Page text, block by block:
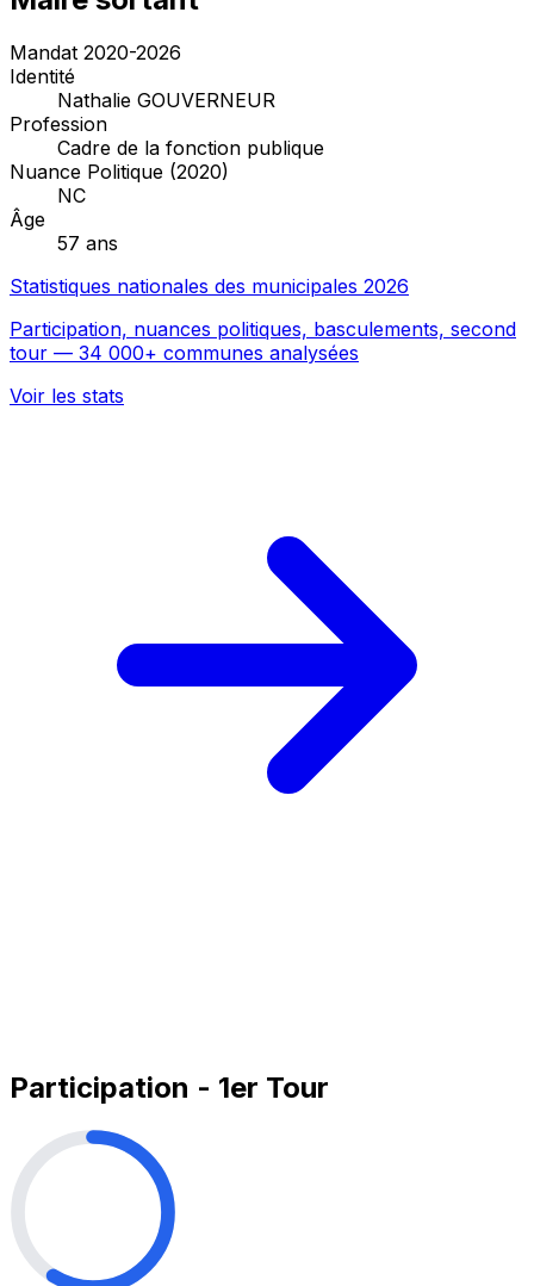
Mandat 2020-2026
Identité
Nathalie GOUVERNEUR
Profession
Cadre de la fonction publique
Nuance Politique (2020)
NC
Âge
57 ans
Statistiques nationales des municipales 2026
Participation, nuances politiques, basculements, second
tour — 34 000+ communes analysées
Voir les stats
Participation - 1er Tour